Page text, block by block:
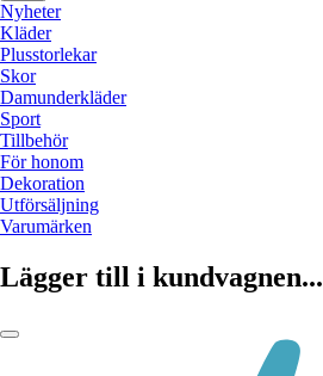
Nyheter
Kläder
Plusstorlekar
Skor
Damunderkläder
Sport
Tillbehör
För honom
Dekoration
Utförsäljning
Varumärken
Lägger till i kundvagnen...